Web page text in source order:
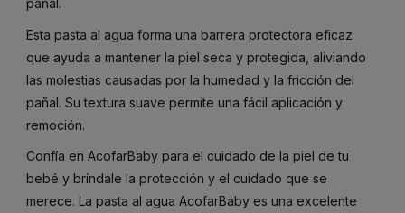
pañal.
Esta pasta al agua forma una barrera protectora eficaz
que ayuda a mantener la piel seca y protegida, aliviando
las molestias causadas por la humedad y la fricción del
pañal. Su textura suave permite una fácil aplicación y
remoción.
Confía en AcofarBaby para el cuidado de la piel de tu
bebé y bríndale la protección y el cuidado que se
merece. La pasta al agua AcofarBaby es una excelente